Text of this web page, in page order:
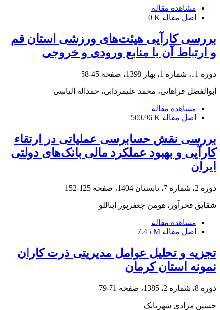
مشاهده مقاله
اصل مقاله 0 K
بررسی کارآیی هیئت‌های ورزشی استان قم
و ارتباط آن با منابع ورودی و خروجی‌
دوره 11، شماره 1، بهار 1398، صفحه 45-58
ابوالفضل فراهانی، محمد علیمردانی، حمداله الیاسی
مشاهده مقاله
اصل مقاله 500.96 K
بررسی نقش حسابرسی عملیاتی در ارتقاء
کارآیی و بهبود عملکرد مالی بانک‌های دولتی
ایران
دوره 2، شماره 7، تابستان 1404، صفحه 125-152
شقایق فخرآور، هومن جعفرپور ایناللو
مشاهده مقاله
اصل مقاله 7.45 M
تجزیه و تحلیل عوامل مدیریتی ذرت کاران
نمونه استان کرمان
دوره 8، شماره 2، 1385، صفحه 71-79
حسین مرادی شهربابک